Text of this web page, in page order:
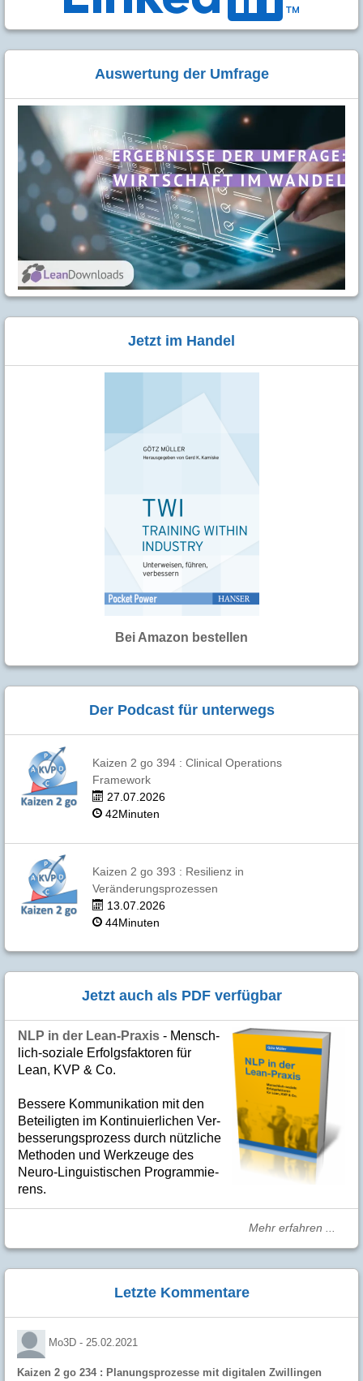
Auswertung der Umfrage
Jetzt im Handel
Bei Amazon bestellen
Der Podcast für unterwegs
Kaizen 2 go 394 : Clinical Operations
Framework
27.07.2026
42Minuten
Kaizen 2 go 393 : Resilienz in
Veränderungsprozessen
13.07.2026
44Minuten
Jetzt auch als PDF verfügbar
NLP in der Lean-Praxis - Mensch­
lich-soziale Er­folgs­fak­to­ren für
Lean, KVP & Co.
Bes­se­re Kom­­mu­­ni­ka­tion mit den
Betei­lig­ten im Kon­ti­nuier­li­chen Ver­
bes­se­rungs­­pro­­zess durch nütz­­liche
Me­­tho­­den und Werk­­zeuge des
Neuro-Linguis­­ti­schen Pro­­gram­­mie­­
rens.
Mehr erfahren ...
Letzte Kommentare
Mo3D - 25.02.2021
Kaizen 2 go 234 : Planungsprozesse mit digitalen Zwillingen